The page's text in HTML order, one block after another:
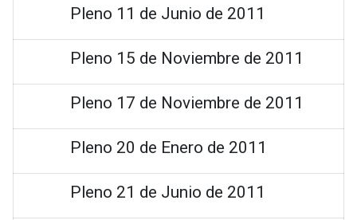
Pleno 11 de Junio de 2011
Pleno 15 de Noviembre de 2011
Pleno 17 de Noviembre de 2011
Pleno 20 de Enero de 2011
Pleno 21 de Junio de 2011